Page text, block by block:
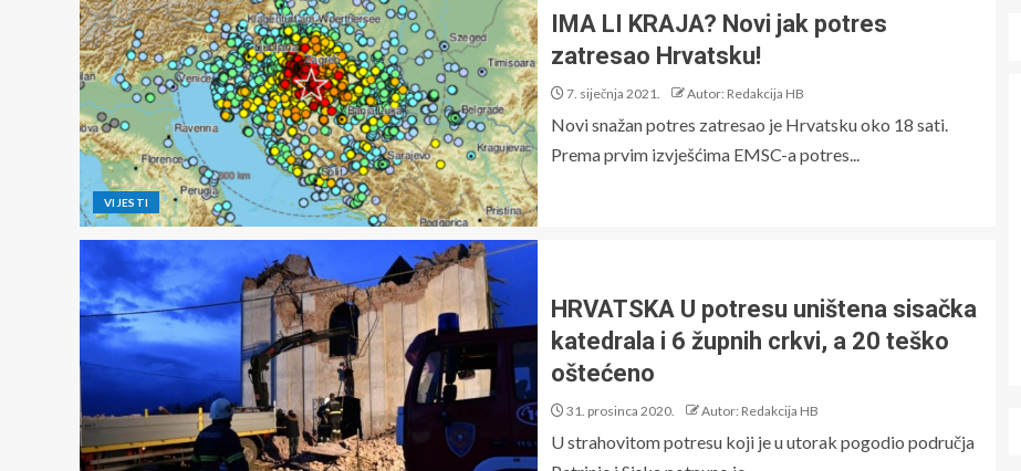
VIJESTI
IMA LI KRAJA? Novi jak potres
zatresao Hrvatsku!
7. siječnja 2021. Autor: Redakcija HB
Novi snažan potres zatresao je Hrvatsku oko 18 sati.
Prema prvim izvješćima EMSC-a potres...
HRVATSKA U potresu uništena sisačka
katedrala i 6 župnih crkvi, a 20 teško
oštećeno
31. prosinca 2020. Autor: Redakcija HB
U strahovitom potresu koji je u utorak pogodio područja